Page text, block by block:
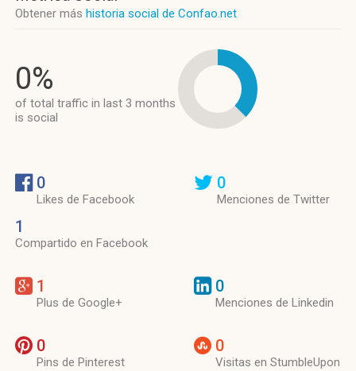
Obtener más historia social de Confao.net
0%
of total traffic in last 3 months
is social
0
Likes de Facebook
1
Compartido en Facebook
0
Menciones de Twitter
1
Plus de Google+
0
Menciones de Linkedin
0
Pins de Pinterest
0
Visitas en StumbleUpon